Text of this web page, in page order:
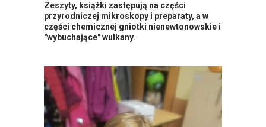
Zeszyty, książki zastępują na części
przyrodniczej mikroskopy i preparaty, a w
części chemicznej gniotki nienewtonowskie i
"wybuchające" wulkany.